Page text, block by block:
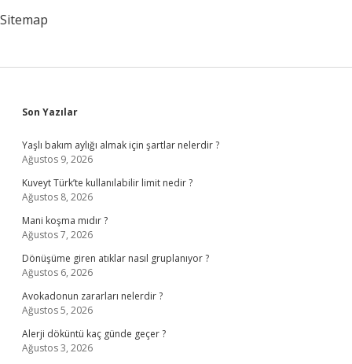
Sitemap
Sidebar
Son Yazılar
Yaşlı bakım aylığı almak için şartlar nelerdir ?
Ağustos 9, 2026
Kuveyt Türk’te kullanılabilir limit nedir ?
Ağustos 8, 2026
Mani koşma mıdır ?
Ağustos 7, 2026
Dönüşüme giren atıklar nasıl gruplanıyor ?
Ağustos 6, 2026
Avokadonun zararları nelerdir ?
Ağustos 5, 2026
Alerji döküntü kaç günde geçer ?
Ağustos 3, 2026